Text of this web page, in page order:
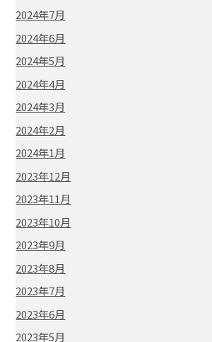
2024年7月
2024年6月
2024年5月
2024年4月
2024年3月
2024年2月
2024年1月
2023年12月
2023年11月
2023年10月
2023年9月
2023年8月
2023年7月
2023年6月
2023年5月